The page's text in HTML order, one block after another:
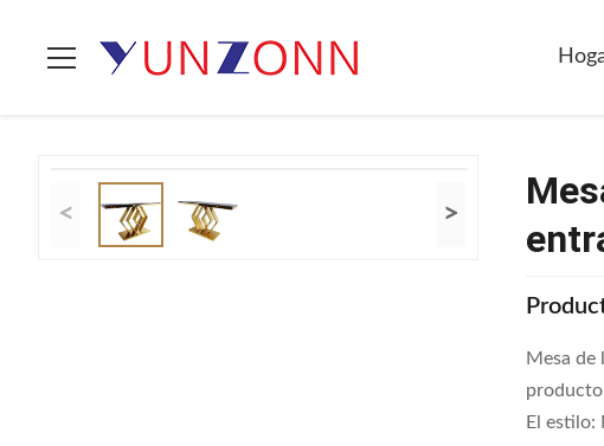
< >
Mesa de
producto
El estilo: